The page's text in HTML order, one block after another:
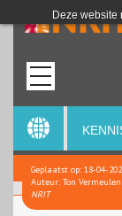
Deze website
Geplaatst op: 18-04-
Auteur: Ton Vermeulen
NRIT